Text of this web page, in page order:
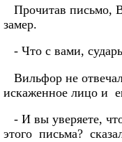
Прочитав письмо,
замер.
- Что с вами,
Вильфор не
искаженное лицо и
- И вы уверяете,
этого письма?